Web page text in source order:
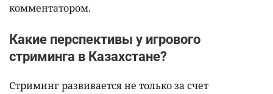
комментатором.
Какие перспективы у игрового
стриминга в Казахстане?
Стриминг развивается не только за счет